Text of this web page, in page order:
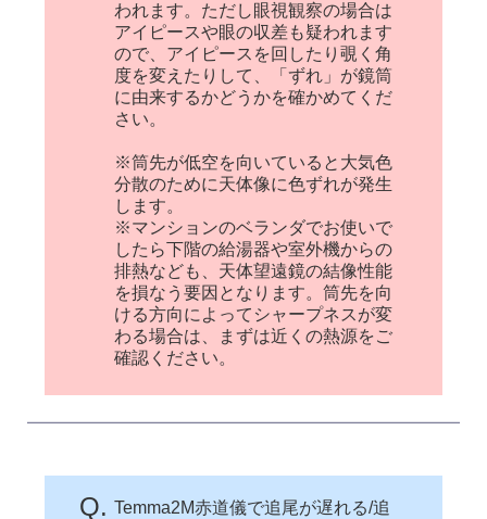
われます。ただし眼視観察の場合は
アイピースや眼の収差も疑われます
ので、アイピースを回したり覗く角
度を変えたりして、「ずれ」が鏡筒
に由来するかどうかを確かめてくだ
さい。
※筒先が低空を向いていると大気色
分散のために天体像に色ずれが発生
します。
※マンションのベランダでお使いで
したら下階の給湯器や室外機からの
排熱なども、天体望遠鏡の結像性能
を損なう要因となります。筒先を向
ける方向によってシャープネスが変
わる場合は、まずは近くの熱源をご
確認ください。
Q. Temma2M赤道儀で追尾が遅れる/追